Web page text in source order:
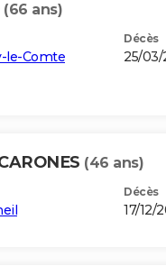
(66 ans)
le-Comte
Décès
25/03/
(46 ans)
Décès
17/12/